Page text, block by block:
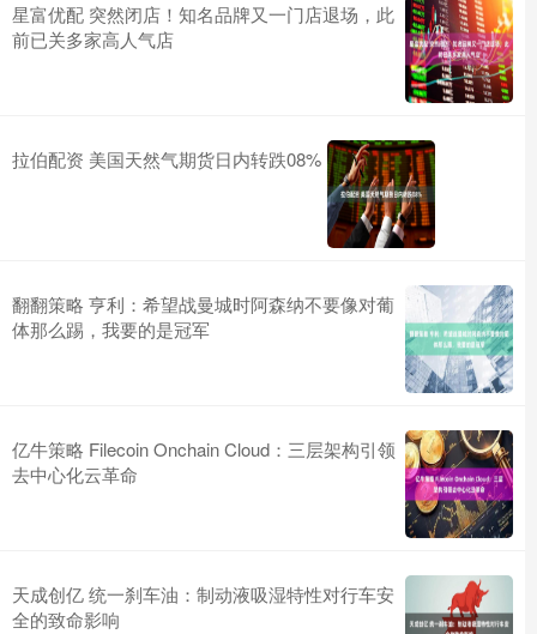
星富优配 突然闭店！知名品牌又一门店退场，此
前已关多家高人气店
拉伯配资 美国天然气期货日内转跌08%
翻翻策略 亨利：希望战曼城时阿森纳不要像对葡
体那么踢，我要的是冠军
亿牛策略 Filecoin Onchain Cloud：三层架构引领
去中心化云革命
天成创亿 统一刹车油：制动液吸湿特性对行车安
全的致命影响